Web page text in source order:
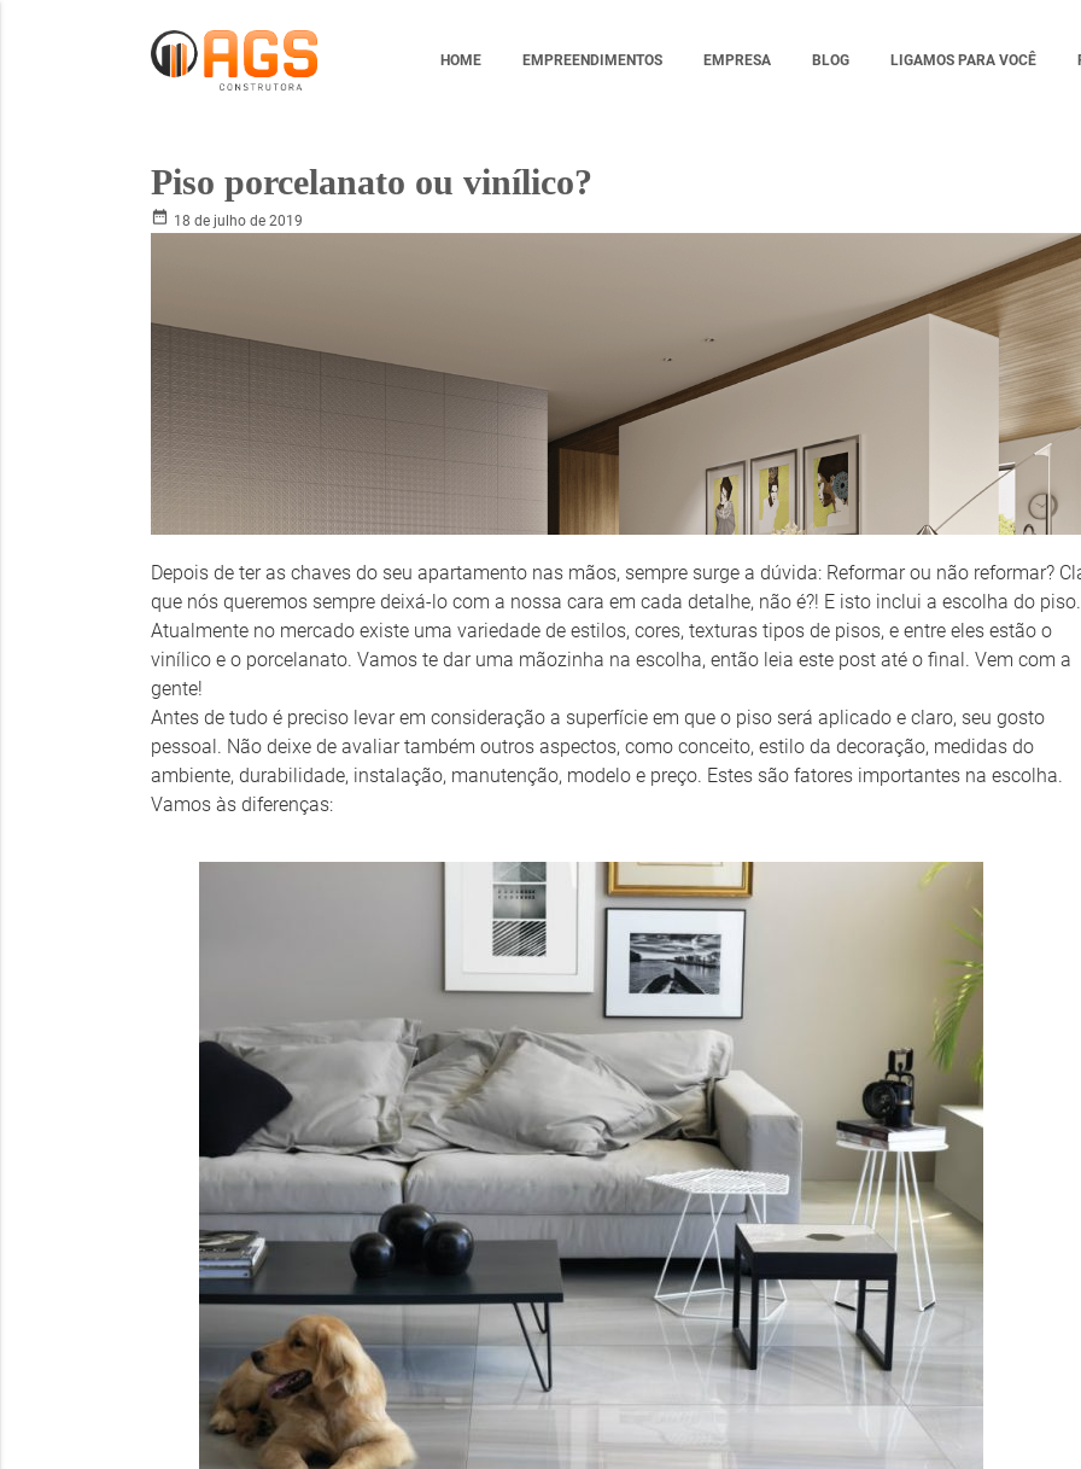
HOME EMPREENDIMENTOS EMPRESA BLOG LIGAMOS PARA VOCÊ
Piso porcelanato ou vinílico?
date_range 18 de julho de 2019
Depois de ter as chaves do seu apartamento nas mãos, sempre surge a dúvida: Reformar ou não reformar?
que nós queremos sempre deixá-lo com a nossa cara em cada detalhe, não é?! E isto inclui a escolha do piso.
Atualmente no mercado existe uma variedade de estilos, cores, texturas tipos de pisos, e entre eles estão o
vinílico e o porcelanato. Vamos te dar uma mãozinha na escolha, então leia este post até o final. Vem com a
gente!
Antes de tudo é preciso levar em consideração a superfície em que o piso será aplicado e claro, seu gosto
pessoal. Não deixe de avaliar também outros aspectos, como conceito, estilo da decoração, medidas do
ambiente, durabilidade, instalação, manutenção, modelo e preço. Estes são fatores importantes na escolha.
Vamos às diferenças: